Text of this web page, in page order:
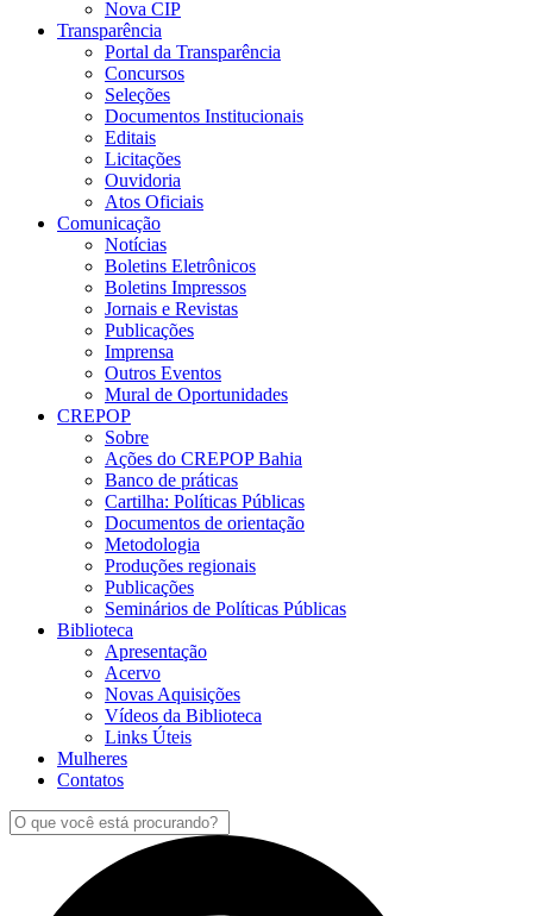
Nova CIP
Transparência
Portal da Transparência
Concursos
Seleções
Documentos Institucionais
Editais
Licitações
Ouvidoria
Atos Oficiais
Comunicação
Notícias
Boletins Eletrônicos
Boletins Impressos
Jornais e Revistas
Publicações
Imprensa
Outros Eventos
Mural de Oportunidades
CREPOP
Sobre
Ações do CREPOP Bahia
Banco de práticas
Cartilha: Políticas Públicas
Documentos de orientação
Metodologia
Produções regionais
Publicações
Seminários de Políticas Públicas
Biblioteca
Apresentação
Acervo
Novas Aquisições
Vídeos da Biblioteca
Links Úteis
Mulheres
Contatos